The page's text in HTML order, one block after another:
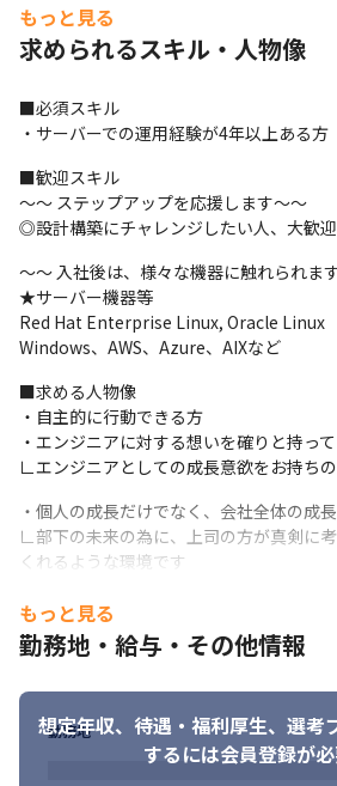
《実際のプロジェクト》
■某大手企業プライベートクラウド環境の
■商用Webサービス向けサーバーインフラ
■仮想デスクトップ環境の構築
《経験豊富なベテラン社員がサポート！》
インフラエンジニアとして20年以上の経
経験豊富なベテラン社員が多数在籍。
プロジェクトへのアサイン後も、困ったこ
あれば気軽に相談しやすい環境です。
市場価値の高いエンジニアになれるよう
す。
もっと見る
求められるスキル・人物像
■必須スキル
・サーバーでの運用経験が4年以上ある方
■歓迎スキル
～～ ステップアップを応援します～～
◎設計構築にチャレンジしたい人、大歓迎
～～ 入社後は、様々な機器に触れられま
★サーバー機器等
Red Hat Enterprise Linux, Oracle Linux
Windows、AWS、Azure、AIXなど
■求める人物像
・自主的に行動できる方
・エンジニアに対する想いを確りと持っ
∟エンジニアとしての成長意欲をお持ち
・個人の成長だけでなく、会社全体の成
∟部下の未来の為に、上司の方が真剣に
くれるような環境です
・成長の為に、積極的に取り組める方
∟大手SIerと同じプロジェクトに入ること
高い水準での業務が求められる分、勉強
向上心を持って取り組める方に向いてい
もっと見る
勤務地・給与・その他情報
想定年収、待遇・福利厚生、 選考
するには会員登録が
勤務地